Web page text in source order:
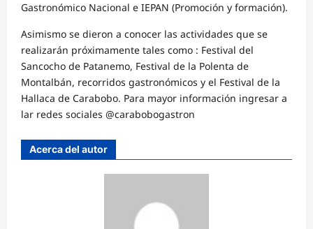
Gastronómico Nacional e IEPAN (Promoción y formación).
Asimismo se dieron a conocer las actividades que se
realizarán próximamente tales como : Festival del
Sancocho de Patanemo, Festival de la Polenta de
Montalbán, recorridos gastronómicos y el Festival de la
Hallaca de Carabobo. Para mayor información ingresar a
lar redes sociales @carabobogastron
Acerca del autor